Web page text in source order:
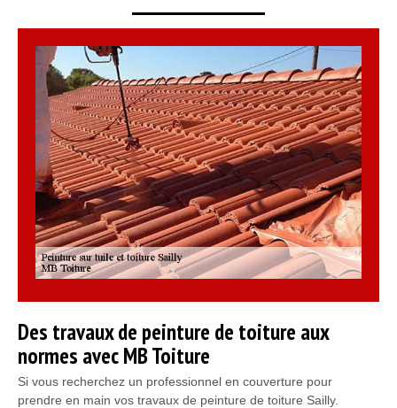
Des travaux de peinture de toiture aux
normes avec MB Toiture
Si vous recherchez un professionnel en couverture pour
prendre en main vos travaux de peinture de toiture Sailly.